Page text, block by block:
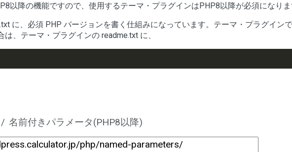
以降の機能ですので、使用するテーマ・プラグインはPHP8以降が必須になり
に、必須 PHP バージョンを書く仕組みになっています。テーマ・プラグイン
、テーマ・プラグインの readme.txt に、
名前付きパラメータ(PHP8以降)